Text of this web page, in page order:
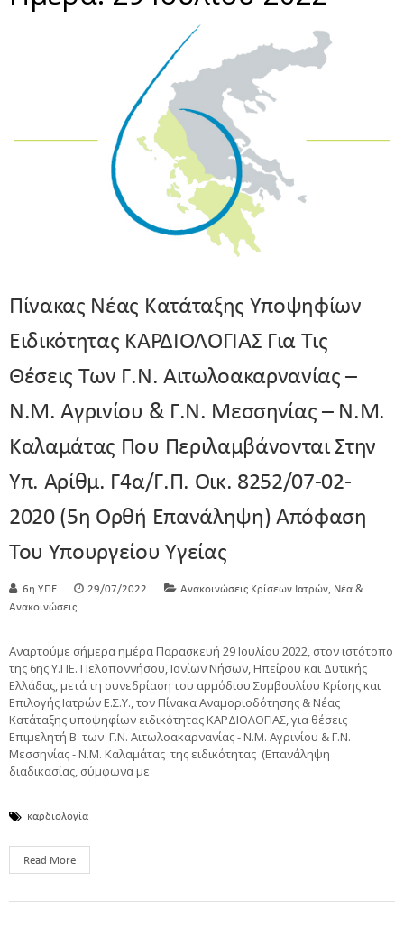
Πίνακας Νέας Κατάταξης Υποψηφίων
Ειδικότητας ΚΑΡΔΙΟΛΟΓΙΑΣ Για Τις
Θέσεις Των Γ.Ν. Αιτωλοακαρνανίας –
Ν.Μ. Αγρινίου & Γ.Ν. Μεσσηνίας – Ν.Μ.
Καλαμάτας Που Περιλαμβάνονται Στην
Υπ. Αρίθμ. Γ4α/Γ.Π. Οικ. 8252/07-02-
2020 (5η Ορθή Επανάληψη) Απόφαση
Του Υπουργείου Υγείας
6η Υ.ΠΕ. 29/07/2022 Ανακοινώσεις Κρίσεων Ιατρών, Νέα &
Ανακοινώσεις
Αναρτούμε σήμερα ημέρα Παρασκευή 29 Ιουλίου 2022, στον ιστότοπο
της 6ης Υ.ΠΕ. Πελοποννήσου, Ιονίων Νήσων, Ηπείρου και Δυτικής
Ελλάδας, μετά τη συνεδρίαση του αρμόδιου Συμβουλίου Κρίσης και
Επιλογής Ιατρών Ε.Σ.Υ., τον Πίνακα Αναμοριοδότησης & Νέας
Κατάταξης υποψηφίων ειδικότητας ΚΑΡΔΙΟΛΟΓΙΑΣ, για θέσεις
Επιμελητή Β' των Γ.Ν. Αιτωλοακαρνανίας - Ν.Μ. Αγρινίου & Γ.Ν.
Μεσσηνίας - Ν.Μ. Καλαμάτας της ειδικότητας (Επανάληψη
διαδικασίας, σύμφωνα με
καρδιολογία
Read More